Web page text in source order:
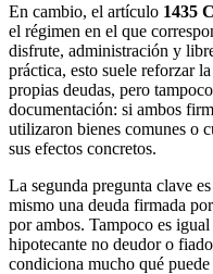
En cambio, el artículo 1435
el régimen en el que
disfrute, administración y
práctica, esto suele reforzar
propias deudas, pero
documentación: si ambos
utilizaron bienes comunes o
sus efectos concretos.
La segunda pregunta clave es
mismo una deuda firmada
por ambos. Tampoco es
hipotecante no deudor o
condiciona mucho qué